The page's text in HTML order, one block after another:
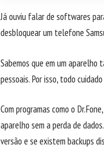
Já ouviu falar de softwares
desbloquear um telefone
Sabemos que em um
pessoais. Por isso, todo
Com programas como o
aparelho sem a perda de
versão e se existem backups